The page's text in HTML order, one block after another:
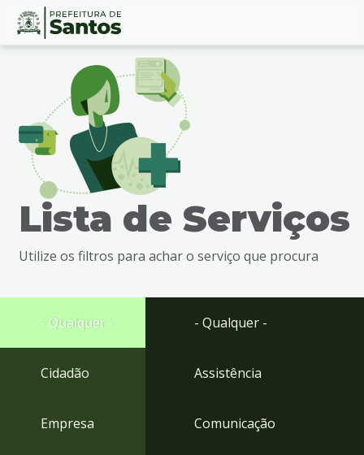
Ir
busca
Ir
rodapé
Conteúdo
Lista de Serviços
Utilize os filtros para achar o serviço que procura
- Qualquer -
Cidadão
Empresa
- Qualquer -
Assistência
Comunicação